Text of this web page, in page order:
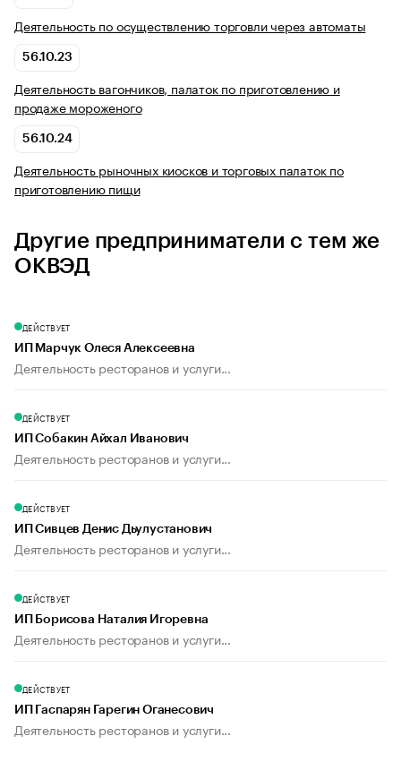
Деятельность по осуществлению торговли через автоматы
56.10.23
Деятельность вагончиков, палаток по приготовлению и
продаже мороженого
56.10.24
Деятельность рыночных киосков и торговых палаток по
приготовлению пищи
Другие предприниматели с тем же
ОКВЭД
ДЕЙСТВУЕТ
ИП Марчук Олеся Алексеевна
Деятельность ресторанов и услуги...
ДЕЙСТВУЕТ
ИП Собакин Айхал Иванович
Деятельность ресторанов и услуги...
ДЕЙСТВУЕТ
ИП Сивцев Денис Дьулустанович
Деятельность ресторанов и услуги...
ДЕЙСТВУЕТ
ИП Борисова Наталия Игоревна
Деятельность ресторанов и услуги...
ДЕЙСТВУЕТ
ИП Гаспарян Гарегин Оганесович
Деятельность ресторанов и услуги...